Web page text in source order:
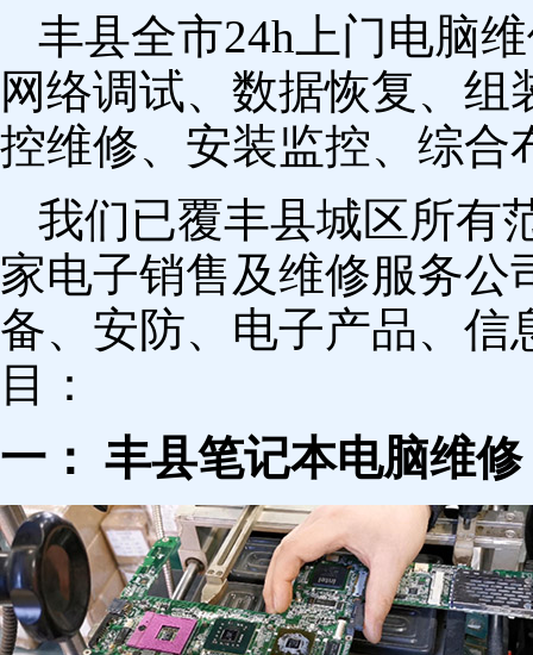
丰县全市24h上门电脑
网络调试、数据恢复、
控维修、安装监控、综合
我们已覆丰县城区所有
家电子销售及维修服务公
备、安防、电子产品、信
目：
一： 丰县笔记本电脑维修